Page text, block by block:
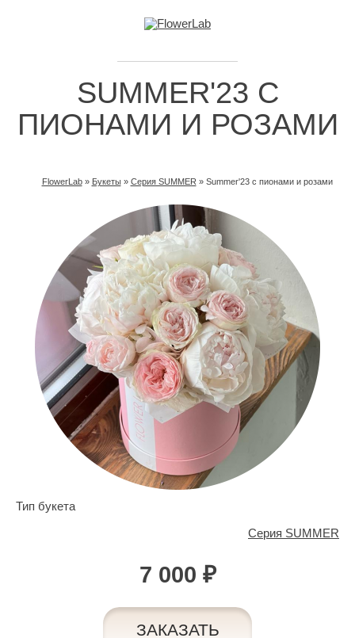
SUMMER'23 С
ПИОНАМИ И РОЗАМИ
ВЫ ЗДЕСЬ
FlowerLab » Букеты » Серия SUMMER » Summer'23 с пионами и розами
Тип букета
Серия SUMMER
7 000 ₽